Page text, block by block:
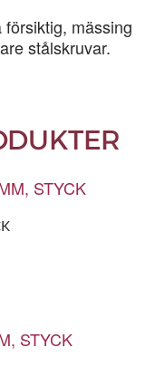
mässing
stålskruvar.